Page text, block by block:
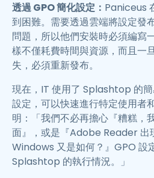
透過 GPO 簡化設定： Paniceus
到困難。需要透過雲端將設定發
問題，所以他們安裝時必須編寫
樣不僅耗費時間與資源，而且一
失，必須重新發布。
現在，IT 使用了 Splashtop 的
設定，可以快速進行特定使用者
明：「我們不必再擔心『糟糕，
面』，或是『Adobe Reader 出
Windows 又是如何？』GPO 設
Splashtop 的執行情況。」